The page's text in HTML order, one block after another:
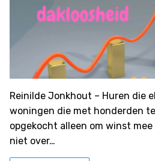
Reinilde Jonkhout – Huren die
woningen die met honderden
opgekocht alleen om winst
niet over…